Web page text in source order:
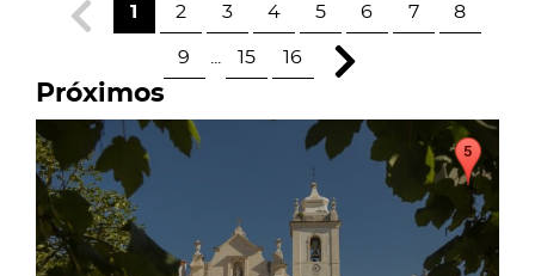
1 2 3 4 5 6 7 8
9 15 16
Próximos
page